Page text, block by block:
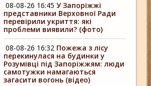
08-08-26 16:45 У Запоріжжі
представники Верховної Ради
перевірили укриття: які
проблеми виявили? (фото)
08-08-26 16:32 Пожежа з лісу
перекинулася на будинки у
Розумівці під Запоріжжям: люди
самотужки намагаються
загасити вогонь (відео)